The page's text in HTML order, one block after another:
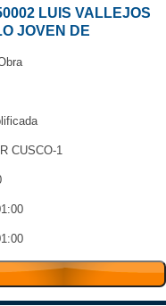
LUIS VALLEJOS
JOVEN DE
CUSCO-1